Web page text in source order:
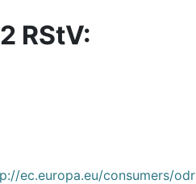
RStV:
ec.europa.eu/consumers/odr